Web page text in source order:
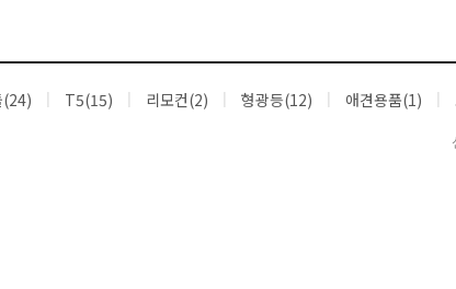
(24) T5(15) 리모컨(2) 형광등(12) 애견용품(1)